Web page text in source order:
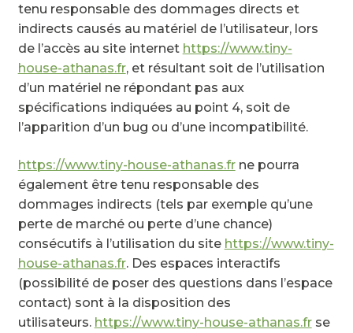
tenu responsable des dommages directs et
indirects causés au matériel de l’utilisateur, lors
de l’accès au site internet https://www.tiny-
house-athanas.fr, et résultant soit de l’utilisation
d’un matériel ne répondant pas aux
spécifications indiquées au point 4, soit de
l’apparition d’un bug ou d’une incompatibilité.
https://www.tiny-house-athanas.frne pourra
également être tenu responsable des
dommages indirects (tels par exemple qu’une
perte de marché ou perte d’une chance)
consécutifs à l’utilisation du site https://www.tiny-
house-athanas.fr. Des espaces interactifs
(possibilité de poser des questions dans l’espace
contact) sont à la disposition des
utilisateurs. https://www.tiny-house-athanas.frse